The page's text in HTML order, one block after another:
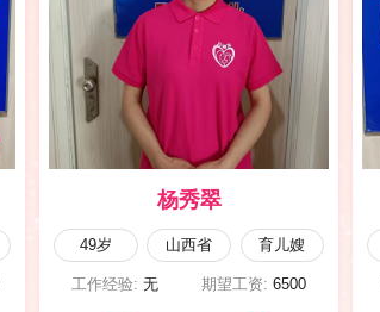
马淑英
47岁 陕西省 育婴嫂
工作经验:10年以上 期望工资:13800